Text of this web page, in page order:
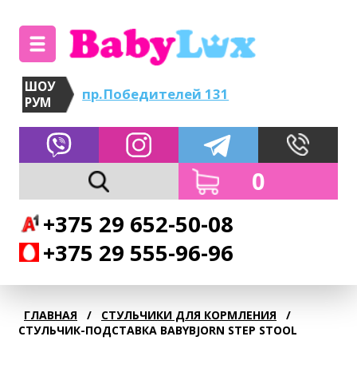
РУМ
пр.Победителей 131
0
+375 29 652-50-08
+375 29 555-96-96
ГЛАВНАЯ / СТУЛЬЧИКИ ДЛЯ КОРМЛЕНИЯ
/
СТУЛЬЧИК-ПОДСТАВКА BABYBJORN STEP STOOL